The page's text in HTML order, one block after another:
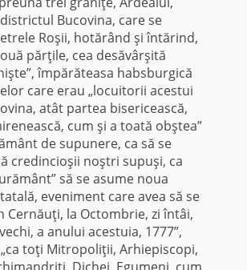
Bucovina, care se
Roşii, hotărând şi întărind,
părţile, cea desăvârşită
împărăteasa habsburgică
care erau „locuitorii acestui
atât partea bisericească,
cum şi a toată obştea”
de supunere, ca să se
credincioşii noştri supuşi, ca
să se asume noua
eveniment care avea să se
Cernăuţi, la Octombrie, zi întâi,
a anului acestuia, 1777”,
toţi Mitropoliţii, Arhiepiscopi,